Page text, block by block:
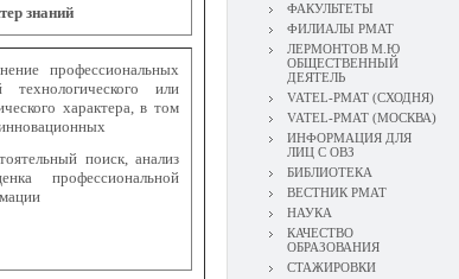
знаний
профессиональных
технологического или
характера, в том
поиск, анализ
профессиональной
ФАКУЛЬТЕТЫ
ФИЛИАЛЫ РМАТ
ЛЕРМОНТОВ М.Ю
ОБЩЕСТВЕННЫЙ
ДЕЯТЕЛЬ
VATEL-РМАТ (СХОДНЯ)
VATEL-РМАТ (МОСКВА)
ИНФОРМАЦИЯ ДЛЯ
ЛИЦ С ОВЗ
БИБЛИОТЕКА
ВЕСТНИК РМАТ
НАУКА
КАЧЕСТВО
ОБРАЗОВАНИЯ
СТАЖИРОВКИ